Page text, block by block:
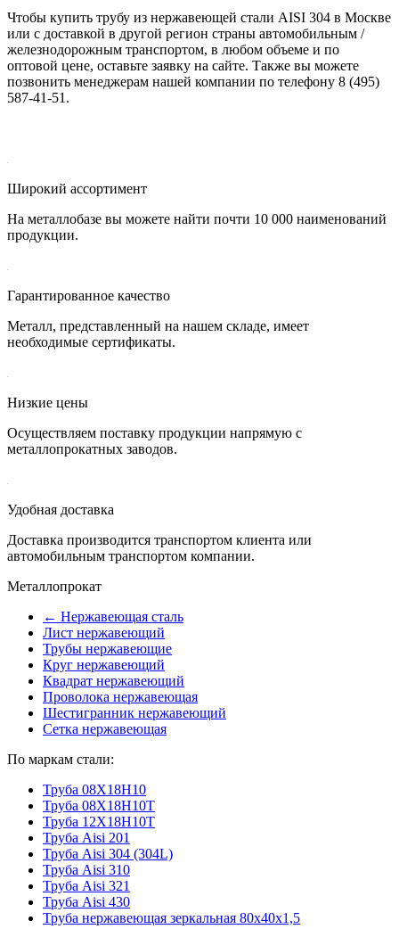
Чтобы купить трубу из нержавеющей стали AISI 304 в Москве
или с доставкой в другой регион страны автомобильным /
железнодорожным транспортом, в любом объеме и по
оптовой цене, оставьте заявку на сайте. Также вы можете
позвонить менеджерам нашей компании по телефону 8 (495)
587-41-51.
Широкий ассортимент
На металлобазе вы можете найти почти 10 000 наименований
продукции.
Гарантированное качество
Металл, представленный на нашем складе, имеет
необходимые сертификаты.
Низкие цены
Осуществляем поставку продукции напрямую с
металлопрокатных заводов.
Удобная доставка
Доставка производится транспортом клиента или
автомобильным транспортом компании.
Металлопрокат
← Нержавеющая сталь
Лист нержавеющий
Трубы нержавеющие
Круг нержавеющий
Квадрат нержавеющий
Проволока нержавеющая
Шестигранник нержавеющий
Сетка нержавеющая
По маркам стали:
Труба 08Х18Н10
Труба 08Х18Н10Т
Труба 12Х18Н10Т
Труба Aisi 201
Труба Aisi 304 (304L)
Труба Aisi 310
Труба Aisi 321
Труба Aisi 430
Труба нержавеющая зеркальная 80х40х1,5